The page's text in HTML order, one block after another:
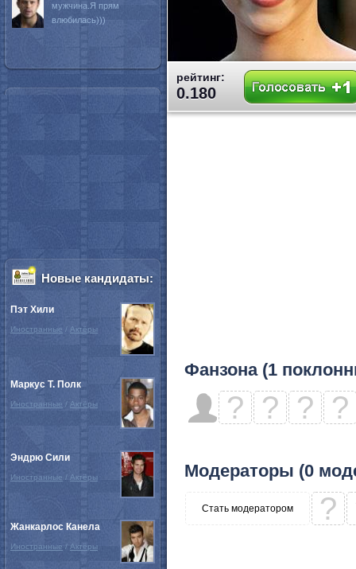
рейтинг:
0.180
Фанзона (1
? ? ? ?
Модераторы (0
Стать модератором ?
мужчина.Я прям
влюбилась)))
Новые кандидаты:
Пэт Хили
Иностранные / Актёры
Маркус Т. Полк
Иностранные / Актёры
Эндрю Сили
Иностранные / Актёры
Жанкарлос Канела
Иностранные / Актёры